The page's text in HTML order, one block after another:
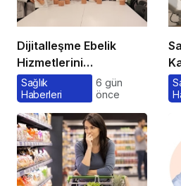
Dijitalleşme Ebelik
Hizmetlerini
Dönüştürüyor
Sağlık
Haberleri
6 gün
önce